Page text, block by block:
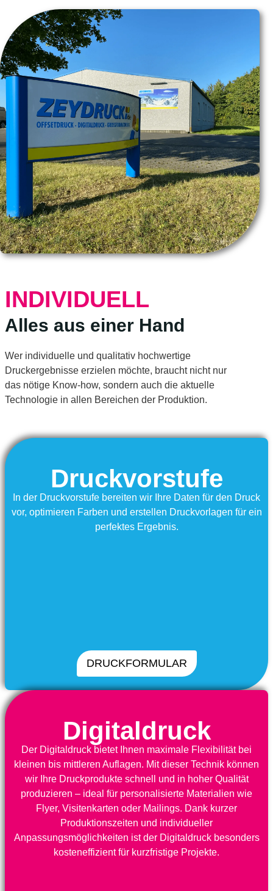
INDIVIDUELL
Alles aus einer Hand
Wer individuelle und qualitativ hochwertige
Druckergebnisse erzielen möchte, braucht nicht nur
das nötige Know-how, sondern auch die aktuelle
Technologie in allen Bereichen der Produktion.
Druckvorstufe
In der Druckvorstufe bereiten wir Ihre Daten für den Druck
vor, optimieren Farben und erstellen Druckvorlagen für ein
perfektes Ergebnis.
DRUCKFORMULAR
Digitaldruck
Der Digitaldruck bietet Ihnen maximale Flexibilität bei
kleinen bis mittleren Auflagen. Mit dieser Technik können
wir Ihre Druckprodukte schnell und in hoher Qualität
produzieren – ideal für personalisierte Materialien wie
Flyer, Visitenkarten oder Mailings. Dank kurzer
Produktionszeiten und individueller
Anpassungsmöglichkeiten ist der Digitaldruck besonders
kosteneffizient für kurzfristige Projekte.